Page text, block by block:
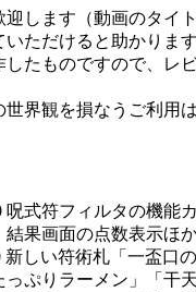
迎します（動画のタイ
ただけると助かります
したものですので、レ
界観を損なうご利用
呪式符フィルタの機能
結果画面の点数表示ほ
新しい符術札「一盃口
っぷりラーメン」「干